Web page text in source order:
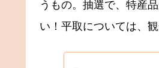
うもの。抽選で、特産
い！平取については、